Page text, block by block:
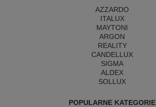
AZZARDO
ITALUX
MAYTONI
ARGON
REALITY
CANDELLUX
SIGMA
ALDEX
SOLLUX
POPULARNE KATEGORIE